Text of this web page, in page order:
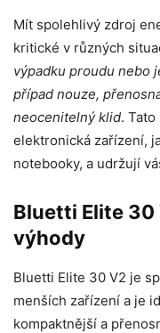
Mít spolehlivý zdroj
kritické v různých
výpadku proudu nebo
případ nouze,
neocenitelný klid.
elektronická zařízení,
notebooky, a udržují
Bluetti Elite
výhody
Bluetti Elite 30 V2 je
menších zařízení a je
kompaktnější a